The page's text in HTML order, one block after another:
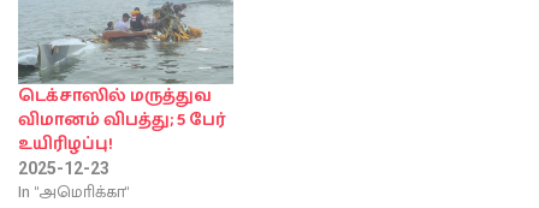
டெக்சாஸில் மருத்துவ
விமானம் விபத்து; 5 பேர்
உயிரிழப்பு!
2025-12-23
In "அமொிக்கா"